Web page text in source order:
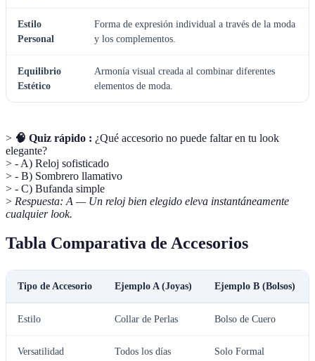
Estilo
Personal
Forma de expresión individual a través de la moda
y los complementos.
Equilibrio
Estético
Armonía visual creada al combinar diferentes
elementos de moda.
> 🧠 Quiz rápido : ¿Qué accesorio no puede faltar en tu look
elegante?
> - A) Reloj sofisticado
> - B) Sombrero llamativo
> - C) Bufanda simple
> Respuesta: A — Un reloj bien elegido eleva instantáneamente
cualquier look.
Tabla Comparativa de Accesorios
Tipo de Accesorio Ejemplo A (Joyas) Ejemplo B (Bolsos)
Estilo Collar de Perlas Bolso de Cuero
Versatilidad Todos los días Solo Formal